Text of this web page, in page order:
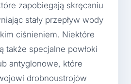
zapobiegają skręcaniu
stały przepływ wody
ciśnieniem. Niektóre
także specjalne powłoki
antyglonowe, które
drobnoustrojów